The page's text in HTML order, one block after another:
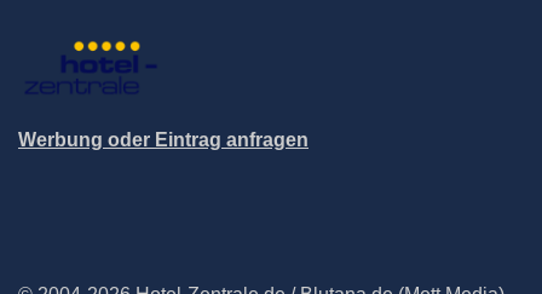
Werbung oder Eintrag anfragen